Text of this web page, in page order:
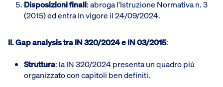
Disposizioni finali: abroga l'Istruzione Normativa n. 3
(2015) ed entra in vigore il 24/09/2024.
II. Gap analysis tra IN 320/2024 e IN 03/2015:
Struttura: la IN 320/2024 presenta un quadro più
organizzato con capitoli ben definiti.